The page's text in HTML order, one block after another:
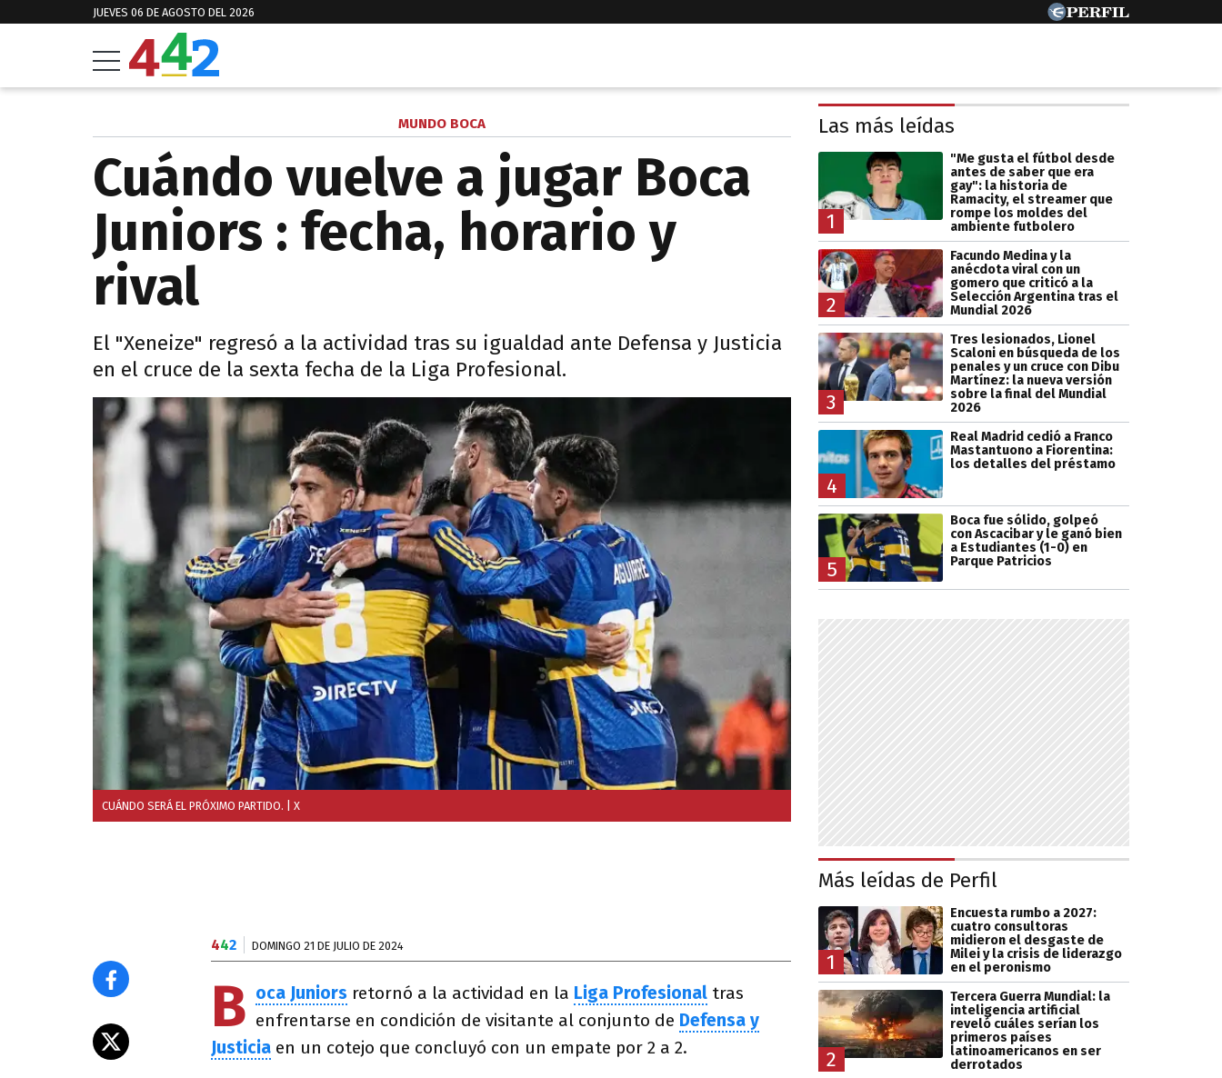
JUEVES 06 DE AGOSTO DEL 2026
MUNDO BOCA
Cuándo vuelve a jugar Boca
Juniors : fecha, horario y
rival
El "Xeneize" regresó a la actividad tras su igualdad ante Defensa y Justicia
en el cruce de la sexta fecha de la Liga Profesional.
CUÁNDO SERÁ EL PRÓXIMO PARTIDO. | X
442 DOMINGO 21 DE JULIO DE 2024
B oca Juniors retornó a la actividad en la Liga Profesional tras
enfrentarse en condición de visitante al conjunto de Defensa y
Justicia en un cotejo que concluyó con un empate por 2 a 2.
Las más leídas
1
"Me gusta el fútbol desde
antes de saber que era
gay": la historia de
Ramacity, el streamer que
rompe los moldes del
ambiente futbolero
2
Facundo Medina y la
anécdota viral con un
gomero que criticó a la
Selección Argentina tras el
Mundial 2026
3
Tres lesionados, Lionel
Scaloni en búsqueda de los
penales y un cruce con Dibu
Martínez: la nueva versión
sobre la final del Mundial
2026
4
Real Madrid cedió a Franco
Mastantuono a Fiorentina:
los detalles del préstamo
5
Boca fue sólido, golpeó
con Ascacibar y le ganó bien
a Estudiantes (1-0) en
Parque Patricios
Más leídas de Perfil
1
Encuesta rumbo a 2027:
cuatro consultoras
midieron el desgaste de
Milei y la crisis de liderazgo
en el peronismo
2
Tercera Guerra Mundial: la
inteligencia artificial
reveló cuáles serían los
primeros países
latinoamericanos en ser
derrotados